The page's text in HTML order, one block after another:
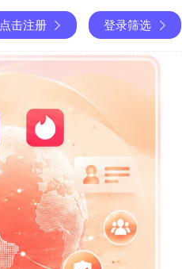
点击注册 登录筛选